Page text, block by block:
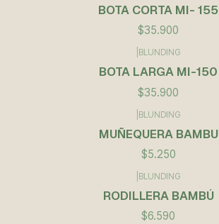
BOTA CORTA MI- 155
$35.900
BLUNDING
BOTA LARGA MI-150
$35.900
BLUNDING
MUÑEQUERA BAMBU
$5.250
BLUNDING
RODILLERA BAMBÚ
$6.590